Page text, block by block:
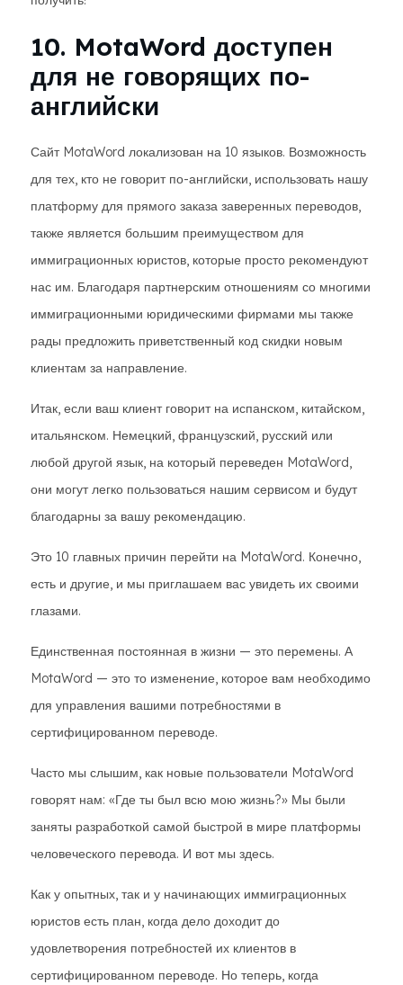
10. MotaWord доступен
для не говорящих по-
английски
Сайт MotaWord локализован на 10 языков. Возможность
для тех, кто не говорит по-английски, использовать нашу
платформу для прямого заказа заверенных переводов,
также является большим преимуществом для
иммиграционных юристов, которые просто рекомендуют
нас им. Благодаря партнерским отношениям со многими
иммиграционными юридическими фирмами мы также
рады предложить приветственный код скидки новым
клиентам за направление.
Итак, если ваш клиент говорит на испанском, китайском,
итальянском. Немецкий, французский, русский или
любой другой язык, на который переведен MotaWord,
они могут легко пользоваться нашим сервисом и будут
благодарны за вашу рекомендацию.
Это 10 главных причин перейти на MotaWord. Конечно,
есть и другие, и мы приглашаем вас увидеть их своими
глазами.
Единственная постоянная в жизни — это перемены. А
MotaWord — это то изменение, которое вам необходимо
для управления вашими потребностями в
сертифицированном переводе.
Часто мы слышим, как новые пользователи MotaWord
говорят нам: «Где ты был всю мою жизнь?» Мы были
заняты разработкой самой быстрой в мире платформы
человеческого перевода. И вот мы здесь.
Как у опытных, так и у начинающих иммиграционных
юристов есть план, когда дело доходит до
удовлетворения потребностей их клиентов в
сертифицированном переводе. Но теперь, когда